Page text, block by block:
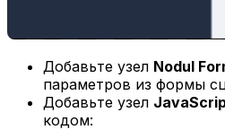
Добавьте узел Nodul
параметров из формы
Добавьте узел
кодом: